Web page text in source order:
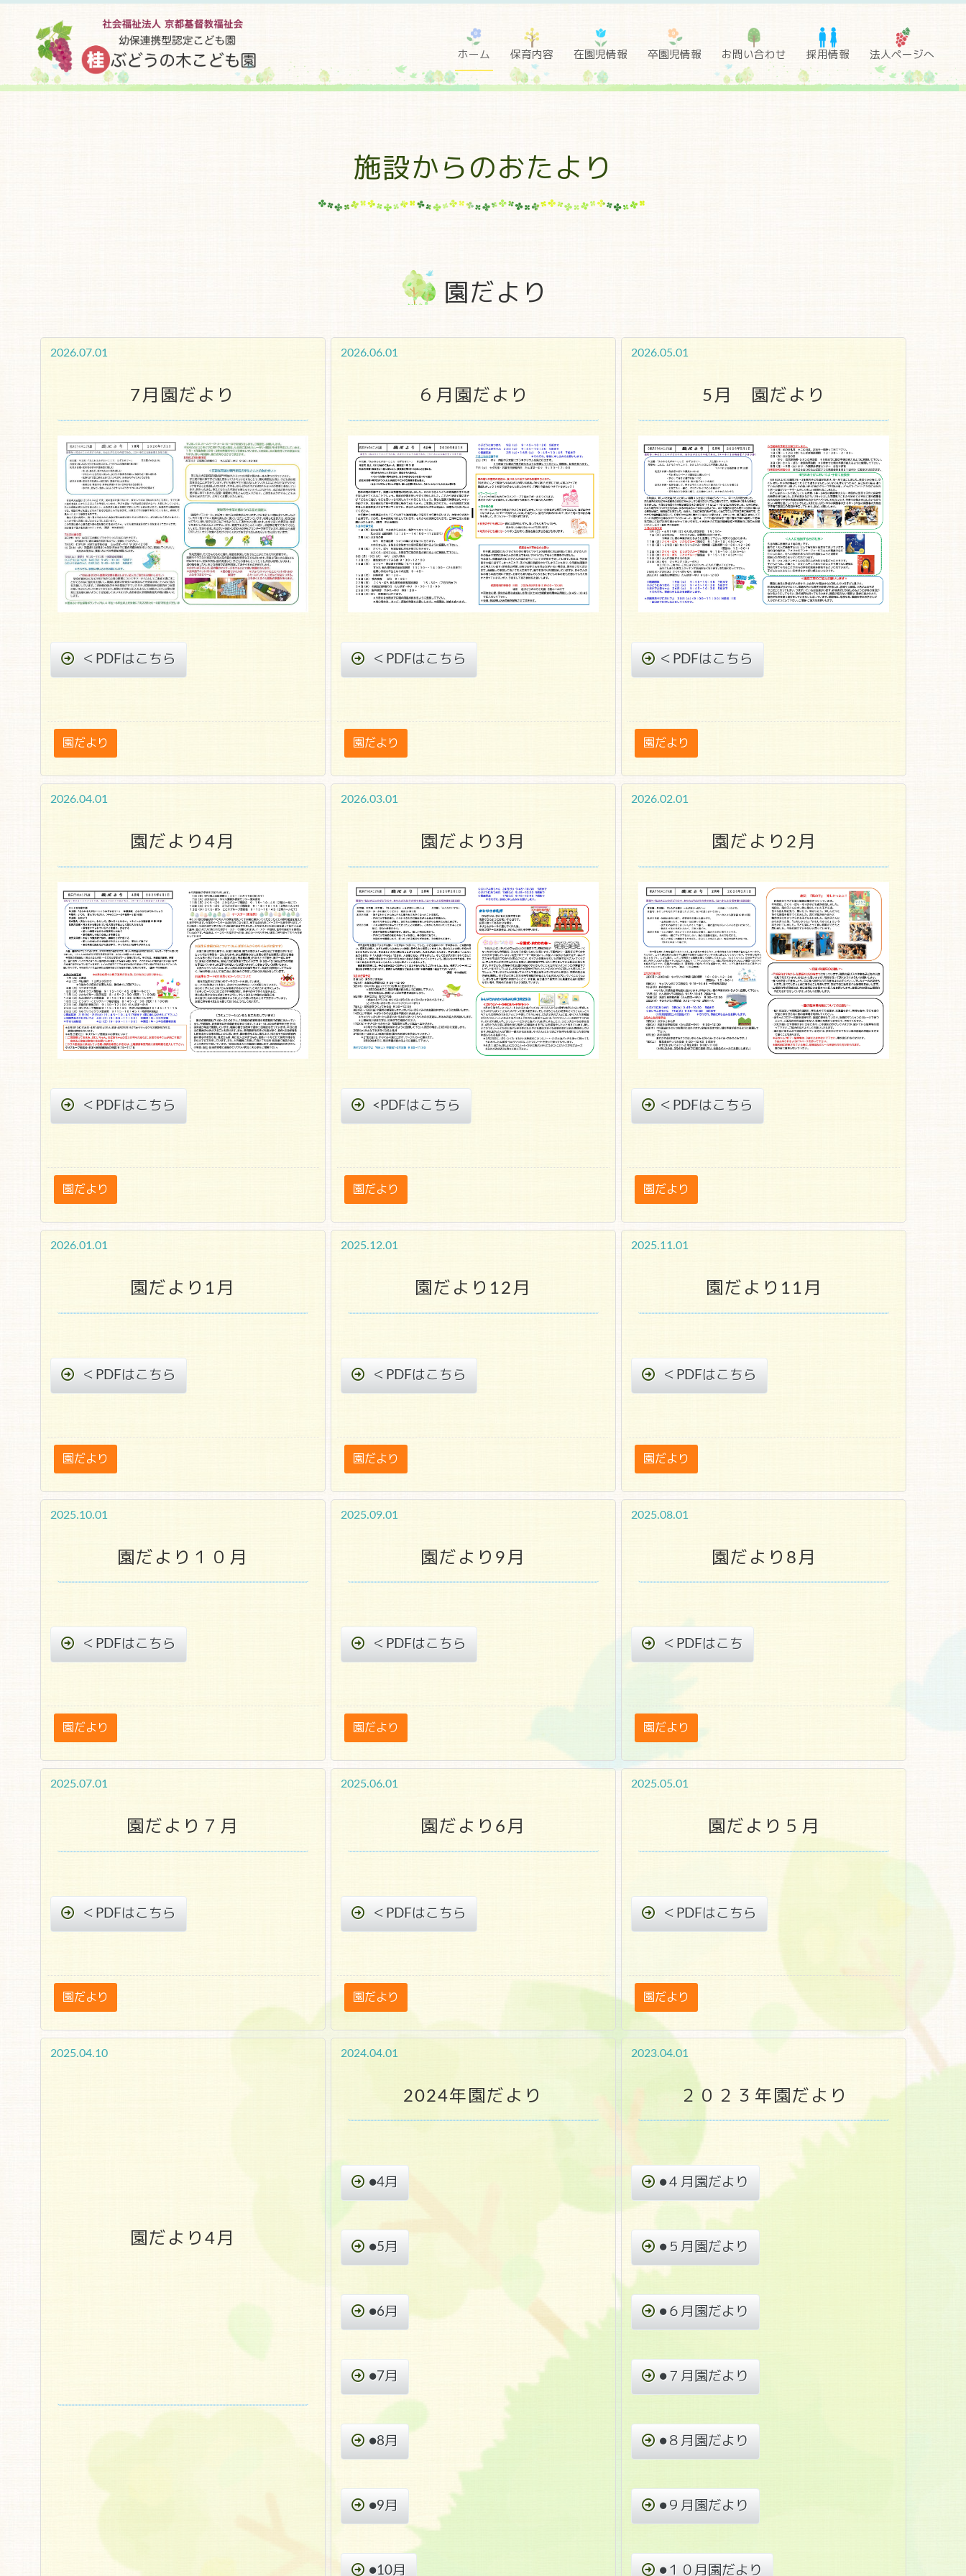
ホーム 保育内容 在園児情報 卒園児情報 お問い合わせ 採用情報 法人ページへ
施設からのおたより
園だより
2026.07.01
7月園だより
＜PDFはこちら
園だより
2026.06.01
６月園だより
＜PDFはこちら
園だより
2026.05.01
5月 園だより
＜PDFはこちら
園だより
2026.04.01
園だより4月
＜PDFはこちら
園だより
2026.03.01
園だより3月
<PDFはこちら
園だより
2026.02.01
園だより2月
＜PDFはこちら
園だより
2026.01.01
園だより1月
＜PDFはこちら
園だより
2025.12.01
園だより12月
＜PDFはこちら
園だより
2025.11.01
園だより11月
＜PDFはこちら
園だより
2025.10.01
園だより１０月
＜PDFはこちら
園だより
2025.09.01
園だより9月
＜PDFはこちら
園だより
2025.08.01
園だより8月
＜PDFはこち
園だより
2025.07.01
園だより７月
＜PDFはこちら
園だより
2025.06.01
園だより6月
＜PDFはこちら
園だより
2025.05.01
園だより５月
＜PDFはこちら
園だより
2025.04.10
園だより4月
2024.04.01
2024年園だより
●4月
●5月
●6月
●7月
●8月
●9月
●10月
2023.04.01
２０２３年園だより
●４月園だより
●５月園だより
●６月園だより
●７月園だより
●８月園だより
●９月園だより
●１０月園だより